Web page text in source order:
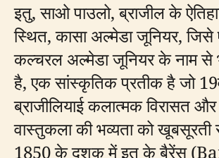
इतु, साओ पाउलो, ब्राजील के
स्थित, कासा अल्मेडा जूनियर, जिसे
कल्चरल अल्मेडा जूनियर के नाम से
है, एक सांस्कृतिक प्रतीक है जो
ब्राजीलियाई कलात्मक विरासत
वास्तुकला की भव्यता को खूबसूरती
1850 के दशक में इतु के बैरेंस